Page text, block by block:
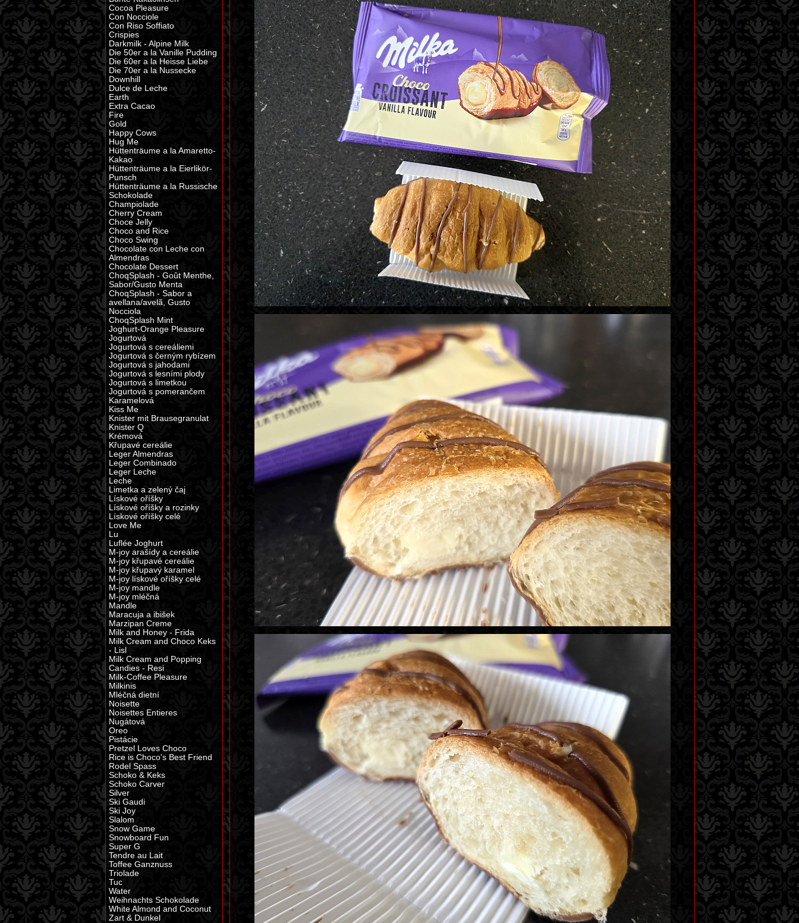
Cocoa Pleasure
Con Nocciole
Con Riso Soffiato
Crispies
Darkmilk - Alpine Milk
Die 50er a la Vanille Pudding
Die 60er a la Heisse Liebe
Die 70er a la Nussecke
Downhill
Dulce de Leche
Earth
Extra Cacao
Fire
Gold
Happy Cows
Hug Me
Hüttenträume a la Amaretto-
Kakao
Hüttenträume a la Eierlikör-
Punsch
Hüttenträume a la Russische
Schokolade
Champiolade
Cherry Cream
Choce Jelly
Choco and Rice
Choco Swing
Chocolate con Leche con
Almendras
Chocolate Dessert
ChoqSplash - Goût Menthe,
Sabor/Gusto Menta
ChoqSplash - Sabor a
avellana/avelã, Gusto
Nocciola
ChoqSplash Mint
Joghurt-Orange Pleasure
Jogurtová
Jogurtová s cereáliemi
Jogurtová s černým rybízem
Jogurtová s jahodami
Jogurtová s lesními plody
Jogurtová s limetkou
Jogurtová s pomerančem
Karamelová
Kiss Me
Knister mit Brausegranulat
Knister Q
Krémová
Křupavé cereálie
Leger Almendras
Leger Combinado
Leger Leche
Leche
Limetka a zelený čaj
Lískové oříšky
Lískové oříšky a rozinky
Lískové oříšky celé
Love Me
Lu
Luflée Joghurt
M-joy arašídy a cereálie
M-joy křupavé cereálie
M-joy křupavý karamel
M-joy lískové oříšky celé
M-joy mandle
M-joy mléčná
Mandle
Maracuja a ibišek
Marzipan Creme
Milk and Honey - Frida
Milk Cream and Choco Keks
- Lisl
Milk Cream and Popping
Candies - Resi
Milk-Coffee Pleasure
Milkinis
Mléčná dietní
Noisette
Noisettes Entieres
Nugátová
Oreo
Pistácie
Pretzel Loves Choco
Rice is Choco's Best Friend
Rodel Spass
Schoko & Keks
Schoko Carver
Silver
Ski Gaudi
Ski Joy
Slalom
Snow Game
Snowboard Fun
Super G
Tendre au Lait
Toffee Ganznuss
Triolade
Tuc
Water
Weihnachts Schokolade
White Almond and Coconut
Zart & Dunkel